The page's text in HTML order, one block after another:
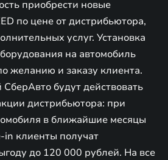
приобрести новые
по цене от дистрибьютора,
услуг. Установка
на автомобиль
желанию и заказу клиента.
будут действовать
дистрибьютора: при
в ближайшие месяцы
клиенты получат
до 120 000 рублей. На все